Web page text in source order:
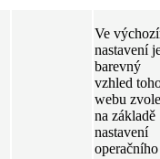
Ve
nastavení
barevný
vzhled
webu
na základě
nastavení
operačního